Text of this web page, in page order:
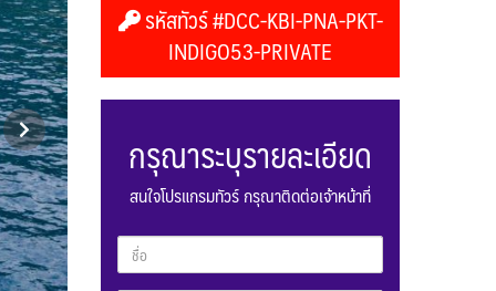
รหัสทัวร์ #DCC-KBI-PNA-PKT-
INDIGO53-PRIVATE
กรุณาระบุรายละเอียด
สนใจโปรแกรมทัวร์ กรุณาติดต่อเจ้าหน้าที่